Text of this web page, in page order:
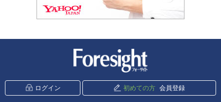
ログイン 初めての方 会員登録